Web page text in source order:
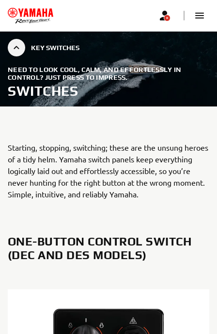
KEY SWITCHES
NEED TO LOOK COOL, CALM, AND EFFORTLESSLY IN
CONTROL? JUST PRESS TO IMPRESS.
SWITCHES
Starting, stopping, switching; these are the unsung heroes
of a tidy helm. Yamaha switch panels keep everything
logically laid out and effortlessly accessible, so you’re
never hunting for the right button at the wrong moment.
Simple, intuitive, and reliably Yamaha.
ONE-BUTTON CONTROL SWITCH
(DEC AND DES MODELS)